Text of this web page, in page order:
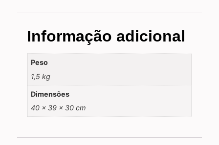
Informação adicional
Peso
1,5 kg
Dimensões
40 × 39 × 30 cm